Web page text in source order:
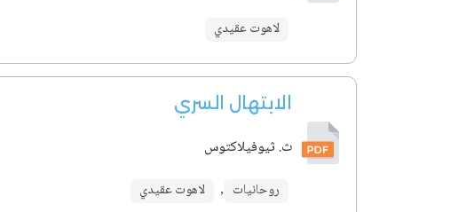
لاهوت عقيدي
الابتهال السري
ث. ثيوفيلاكتوس
روحانيات , لاهوت عقيدي